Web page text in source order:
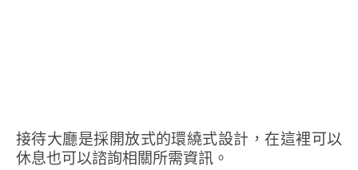
接待大廳是採開放式的環繞式設計，在這裡可以
休息也可以諮詢相關所需資訊。